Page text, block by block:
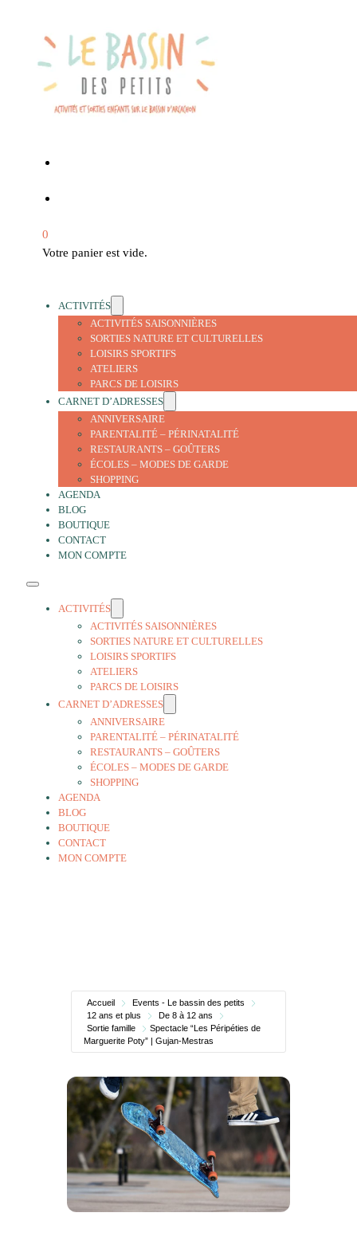
0
Votre panier est vide.
ACTIVITÉS
ACTIVITÉS SAISONNIÈRES
SORTIES NATURE ET CULTURELLES
LOISIRS SPORTIFS
ATELIERS
PARCS DE LOISIRS
CARNET D’ADRESSES
ANNIVERSAIRE
PARENTALITÉ – PÉRINATALITÉ
RESTAURANTS – GOÛTERS
ÉCOLES – MODES DE GARDE
SHOPPING
AGENDA
BLOG
BOUTIQUE
CONTACT
MON COMPTE
ACTIVITÉS
ACTIVITÉS SAISONNIÈRES
SORTIES NATURE ET CULTURELLES
LOISIRS SPORTIFS
ATELIERS
PARCS DE LOISIRS
CARNET D’ADRESSES
ANNIVERSAIRE
PARENTALITÉ – PÉRINATALITÉ
RESTAURANTS – GOÛTERS
ÉCOLES – MODES DE GARDE
SHOPPING
AGENDA
BLOG
BOUTIQUE
CONTACT
MON COMPTE
Accueil
Events - Le bassin des petits
12 ans et plus
De 8 à 12 ans
Sortie famille
Spectacle “Les Péripéties de
Marguerite Poty” | Gujan-Mestras